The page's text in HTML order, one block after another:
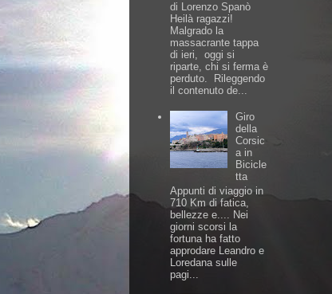
di Lorenzo Spanò
Heilà ragazzi!
Malgrado la
massacrante tappa
di ieri, oggi si
riparte, chi si ferma è
perduto. Rileggendo
il contenuto de...
Giro
della
Corsic
a in
Bicicle
tta
Appunti di viaggio in
710 Km di fatica,
bellezze e.... Nei
giorni scorsi la
fortuna ha fatto
approdare Leandro e
Loredana sulle
pagi...